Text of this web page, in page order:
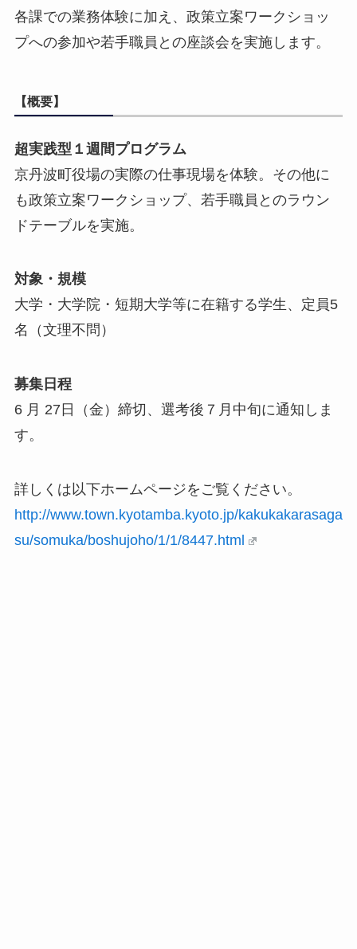
各課での業務体験に加え、政策立案ワークショッ
プへの参加や若手職員との座談会を実施します。
【概要】
超実践型１週間プログラム
京丹波町役場の実際の仕事現場を体験。その他に
も政策立案ワークショップ、若手職員とのラウン
ドテーブルを実施。
対象・規模
大学・大学院・短期大学等に在籍する学生、定員5
名（文理不問）
募集日程
6 月 27日（金）締切、選考後７月中旬に通知しま
す。
詳しくは以下ホームページをご覧ください。
http://www.town.kyotamba.kyoto.jp/kakukakarasaga
su/somuka/boshujoho/1/1/8447.html